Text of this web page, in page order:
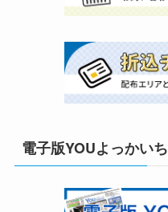
電子版YOUよっかいち